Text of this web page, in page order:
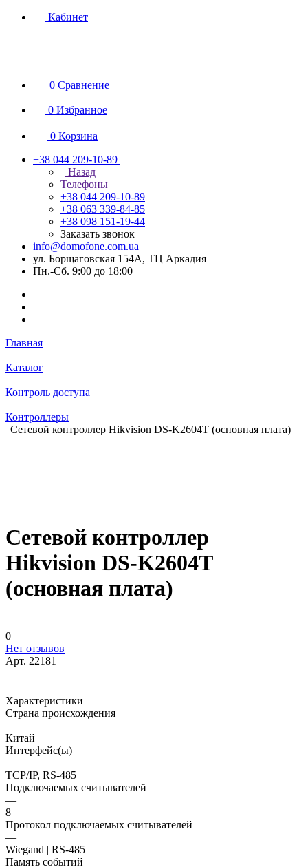
Кабинет
0 Сравнение
0 Избранное
0 Корзина
+38 044 209-10-89
Назад
Телефоны
+38 044 209-10-89
+38 063 339-84-85
+38 098 151-19-44
Заказать звонок
info@domofone.com.ua
ул. Борщаговская 154А, ТЦ Аркадия
Пн.-Сб. 9:00 до 18:00
Главная
Каталог
Контроль доступа
Контроллеры
Сетевой контроллер Hikvision DS-K2604T (основная плата)
Сетевой контроллер
Hikvision DS-K2604T
(основная плата)
0
Нет отзывов
Арт. 22181
Характеристики
Страна происхождения
—
Китай
Интерфейс(ы)
—
TCP/IP, RS-485
Подключаемых считывателей
—
8
Протокол подключаемых считывателей
—
Wiegand | RS-485
Память событий